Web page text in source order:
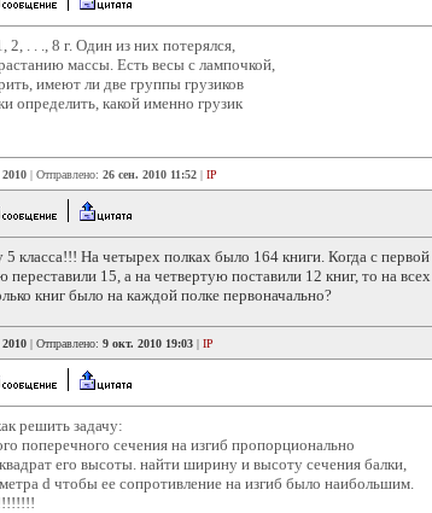
. . ., 8 г. Один из них потерялся,
массы. Есть весы с лампочкой,
имеют ли две группы грузиков
определить, какой именно грузик
| Отправлено: 26 сен. 2010 11:52 | IP
класса!!! На четырех полках было 164 книги. Когда с первой
переставили 15, а на четвертую поставили 12 книг, то на всех
книг было на каждой полке первоначально?
| Отправлено: 9 окт. 2010 19:03 | IP
решить задачу:
поперечного сечения на изгиб пропорционально
его высоты. найти ширину и высоту сечения балки,
d чтобы ее сопротивление на изгиб было наибольшим.